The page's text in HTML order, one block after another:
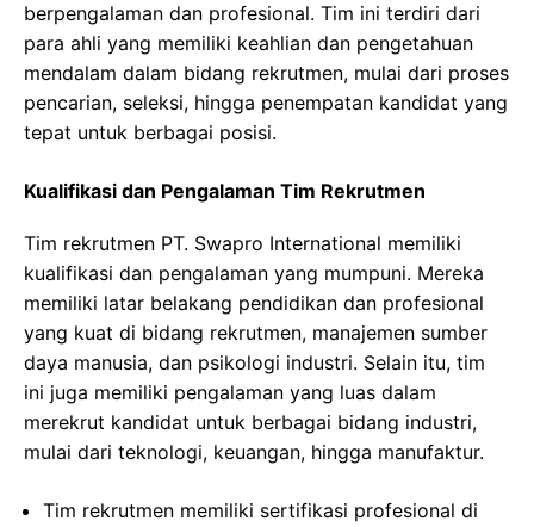
berpengalaman dan profesional. Tim ini terdiri dari
para ahli yang memiliki keahlian dan pengetahuan
mendalam dalam bidang rekrutmen, mulai dari proses
pencarian, seleksi, hingga penempatan kandidat yang
tepat untuk berbagai posisi.
Kualifikasi dan Pengalaman Tim Rekrutmen
Tim rekrutmen PT. Swapro International memiliki
kualifikasi dan pengalaman yang mumpuni. Mereka
memiliki latar belakang pendidikan dan profesional
yang kuat di bidang rekrutmen, manajemen sumber
daya manusia, dan psikologi industri. Selain itu, tim
ini juga memiliki pengalaman yang luas dalam
merekrut kandidat untuk berbagai bidang industri,
mulai dari teknologi, keuangan, hingga manufaktur.
Tim rekrutmen memiliki sertifikasi profesional di